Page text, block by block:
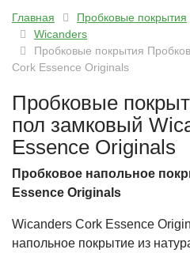
Главная Пробковые покрытия
Wicanders
Пробковые покрытия
Cork Essence Originals
Пробковые
пол замковый
Essence Originals
Пробковое напольное
Essence Originals
Wicanders Cork Essence
напольное покрытие из